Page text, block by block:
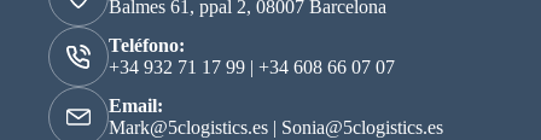
Balmes 61, ppal 2, 08007 Barcelona
Teléfono:
+34 932 71 17 99 | +34 608 66 07 07
Email:
Mark@5clogistics.es | Sonia@5clogistics.es